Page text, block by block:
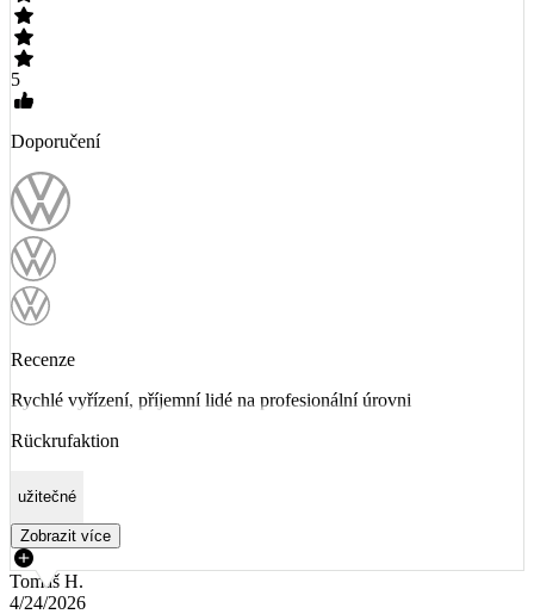
5
Doporučení
Recenze
Rychlé vyřízení, příjemní lidé na profesionální úrovni
Rückrufaktion
užitečné
Zobrazit více
Tomáš H.
4/24/2026